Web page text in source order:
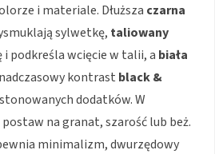
i materiale. Dłuższa czarna
sylwetkę, taliowany
podkreśla wcięcie w talii, a biała
kontrast black &
dodatków. W
na granat, szarość lub beż.
minimalizm, dwurzędowy